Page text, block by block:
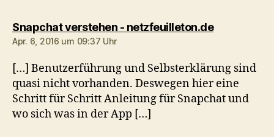
Snapchat verstehen - netzfeuilleton.desagt:
Apr. 6, 2016 um 09:37 Uhr
[…] Benutzerführung und Selbsterklärung sind
quasi nicht vorhanden. Deswegen hier eine
Schritt für Schritt Anleitung für Snapchat und
wo sich was in der App […]